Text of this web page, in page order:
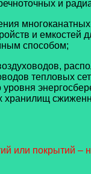
и
и
способом;
тепловых
или покрытий